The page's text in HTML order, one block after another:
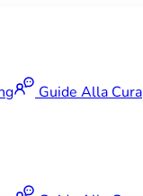
Guide Alla Cura